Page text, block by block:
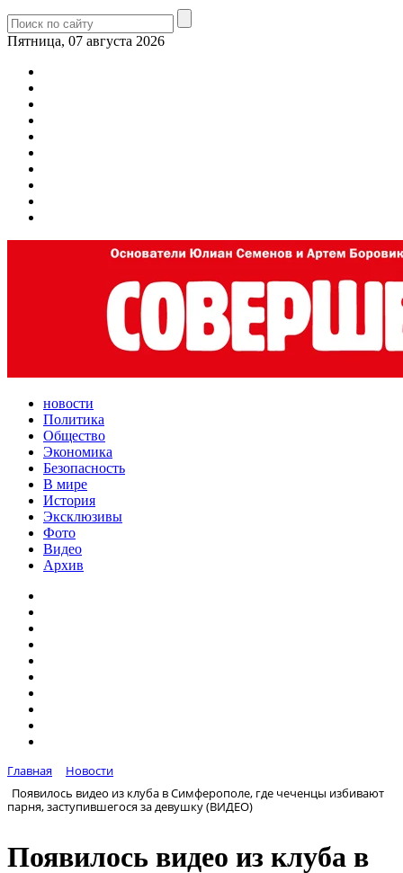
Пятница, 07 августа 2026
новости
Политика
Общество
Экономика
Безопасность
В мире
История
Эксклюзивы
Фото
Видео
Архив
Главная
Новости
Появилось видео из клуба в Симферополе, где чеченцы избивают
парня, заступившегося за девушку (ВИДЕО)
Появилось видео из клуба в